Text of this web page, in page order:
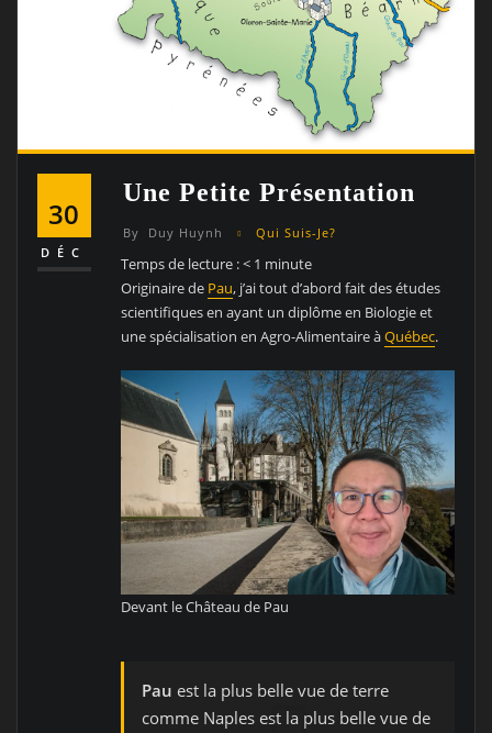
30
DÉC
Une Petite Présentation
By Duy Huynh Qui Suis-Je?
Temps de lecture :< 1 minute
Originaire de Pau, j’ai tout d’abord fait des études
scientifiques en ayant un diplôme en Biologie et
une spécialisation en Agro-Alimentaire àQuébec.
Devant le Château de Pau
Pau est la plus belle vue de terre
comme Naples est la plus belle vue de